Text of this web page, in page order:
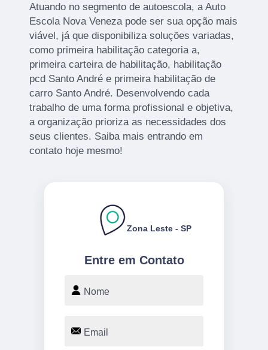
Atuando no segmento de autoescola, a Auto
Escola Nova Veneza pode ser sua opção mais
viável, já que disponibiliza soluções variadas,
como primeira habilitação categoria a,
primeira carteira de habilitação, habilitação
pcd Santo André e primeira habilitação de
carro Santo André. Desenvolvendo cada
trabalho de uma forma profissional e objetiva,
a organização prioriza as necessidades dos
seus clientes. Saiba mais entrando em
contato hoje mesmo!
Entre em Contato
Zona Leste - SP